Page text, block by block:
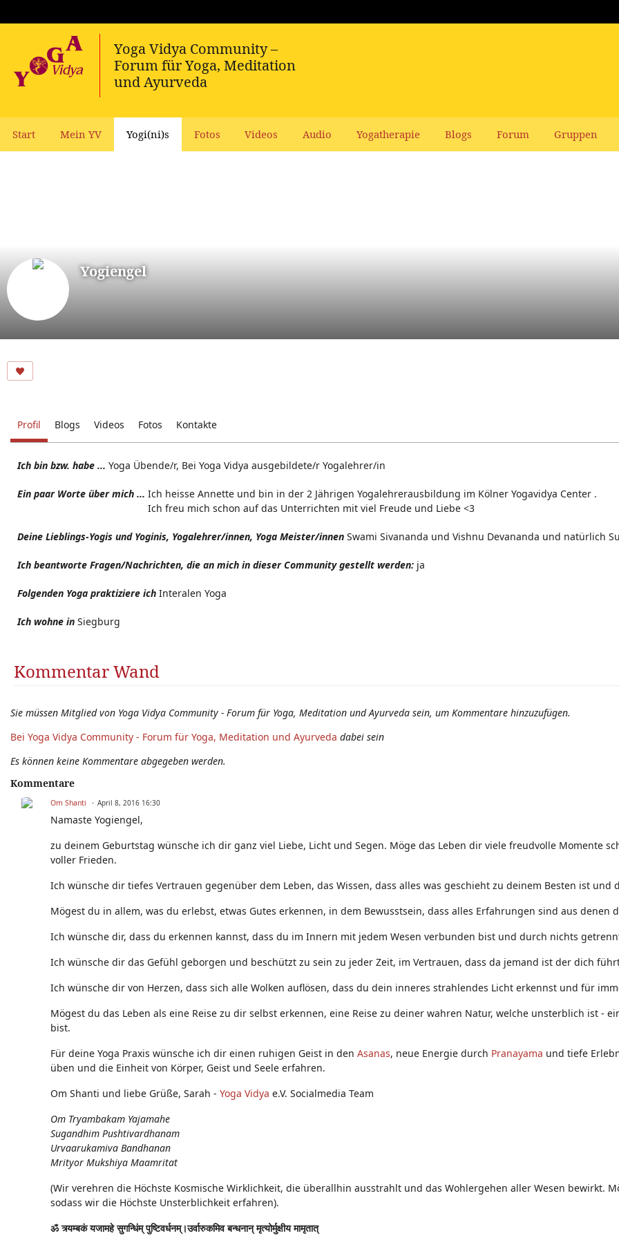
Start Mein YV Yogi(ni)s Fotos Videos Audio Yogatherapie Blogs Forum Gruppen
Yogiengel
Profil Blogs Videos Fotos Kontakte
Ich bin bzw. habe ... Yoga Übende/r, Bei Yoga Vidya ausgebildete/r Yogalehrer/in
Ein paar Worte über mich ... Ich heisse Annette und bin in der 2 Jährigen Yogalehrerausbildung im Kölner Yogavidya Center .
Ich freu mich schon auf das Unterrichten mit viel Freude und Liebe <3
Deine Lieblings-Yogis und Yoginis, Yogalehrer/innen, Yoga Meister/innen Swami Sivananda und Vishnu Devananda und natürlich
Ich beantworte Fragen/Nachrichten, die an mich in dieser Community gestellt werden: ja
Folgenden Yoga praktiziere ich Interalen Yoga
Ich wohne in Siegburg
Kommentar Wand
Sie müssen Mitglied von Yoga Vidya Community - Forum für Yoga, Meditation und Ayurveda sein, um Kommentare hinzuzufügen.
Bei Yoga Vidya Community - Forum für Yoga, Meditation und Ayurveda dabei sein
Es können keine Kommentare abgegeben werden.
Kommentare
Om Shanti April 8, 2016 16:30
Namaste Yogiengel,
zu deinem Geburtstag wünsche ich dir ganz viel Liebe, Licht und Segen. Möge das Leben dir viele freudvolle Momente
voller Frieden.
Ich wünsche dir tiefes Vertrauen gegenüber dem Leben, das Wissen, dass alles was geschieht zu deinem Besten ist und
Mögest du in allem, was du erlebst, etwas Gutes erkennen, in dem Bewusstsein, dass alles Erfahrungen sind aus denen
Ich wünsche dir, dass du erkennen kannst, dass du im Innern mit jedem Wesen verbunden bist und durch nichts
Ich wünsche dir das Gefühl geborgen und beschützt zu sein zu jeder Zeit, im Vertrauen, dass da jemand ist der dich
Ich wünsche dir von Herzen, dass sich alle Wolken auflösen, dass du dein inneres strahlendes Licht erkennst und für
Mögest du das Leben als eine Reise zu dir selbst erkennen, eine Reise zu deiner wahren Natur, welche unsterblich ist -
bist.
Für deine Yoga Praxis wünsche ich dir einen ruhigen Geist in den Asanas, neue Energie durch Pranayama und tiefe
üben und die Einheit von Körper, Geist und Seele erfahren.
Om Shanti und liebe Grüße, Sarah - Yoga Vidya e.V. Socialmedia Team
Om Tryambakam Yajamahe
Sugandhim Pushtivardhanam
Urvaarukamiva Bandhanan
Mrityor Mukshiya Maamritat
(Wir verehren die Höchste Kosmische Wirklichkeit, die überallhin ausstrahlt und das Wohlergehen aller Wesen bewirkt.
sodass wir die Höchste Unsterblichkeit erfahren).
ॐ त्र्यम्बकं यजामहे सुगन्धिंम् पुष्टिवर्धनम्।उर्वारुकमिव बन्धनान् मृत्योर्मुक्षीय मामृतात्